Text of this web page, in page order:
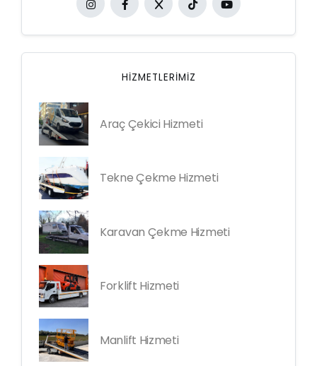
HIZMETLERIMIZ
Araç Çekici Hizmeti
Tekne Çekme Hizmeti
Karavan Çekme Hizmeti
Forklift Hizmeti
Manlift Hizmeti